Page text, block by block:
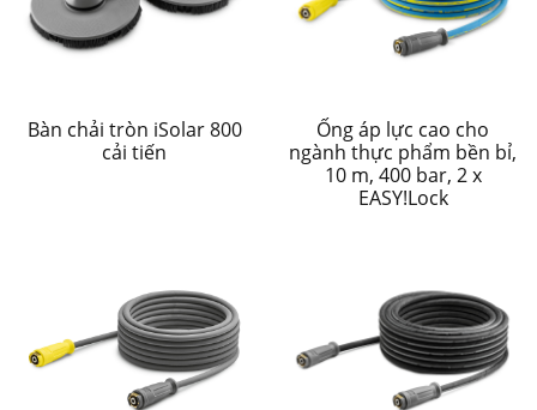
Bàn chải tròn iSolar 800
cải tiến
Ống áp lực cao cho
ngành thực phẩm bền bỉ,
10 m, 400 bar, 2 x
EASY!Lock